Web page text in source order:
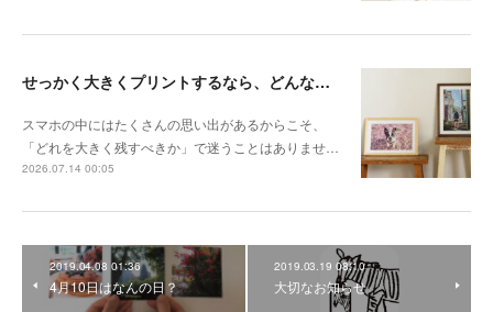
せっかく大きくプリントするなら、どんな写真が向いている？
スマホの中にはたくさんの思い出があるからこそ、
「どれを大きく残すべきか」で迷うことはありませ…
2026.07.14 00:05
2019.04.08 01:36
4月10日はなんの日？
2019.03.19 08:10
大切なお知らせ